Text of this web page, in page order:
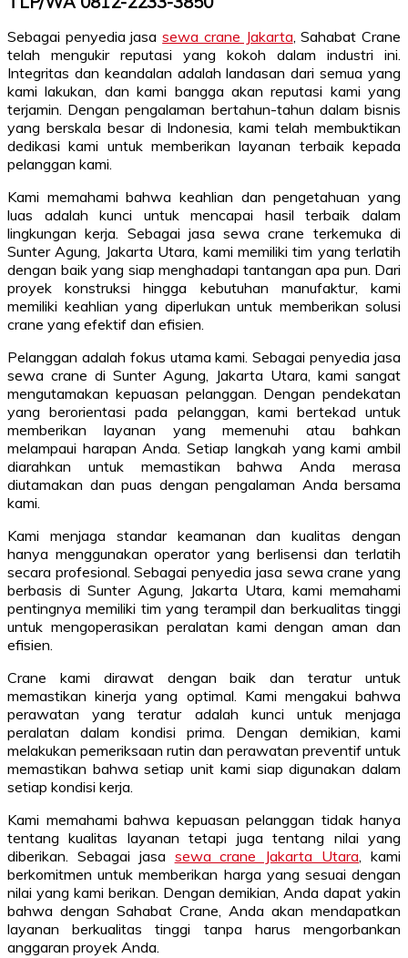
Sebagai penyedia jasasewa crane Jakarta, Sahabat Crane
telah mengukir reputasi yang kokoh dalam industri ini.
Integritas dan keandalan adalah landasan dari semua yang
kami lakukan, dan kami bangga akan reputasi kami yang
terjamin. Dengan pengalaman bertahun-tahun dalam bisnis
yang berskala besar di Indonesia, kami telah membuktikan
dedikasi kami untuk memberikan layanan terbaik kepada
pelanggan kami.
Kami memahami bahwa keahlian dan pengetahuan yang
luas adalah kunci untuk mencapai hasil terbaik dalam
lingkungan kerja. Sebagai jasa sewa crane terkemuka di
Sunter Agung, Jakarta Utara, kami memiliki tim yang terlatih
dengan baik yang siap menghadapi tantangan apa pun. Dari
proyek konstruksi hingga kebutuhan manufaktur, kami
memiliki keahlian yang diperlukan untuk memberikan solusi
crane yang efektif dan efisien.
Pelanggan adalah fokus utama kami. Sebagai penyedia jasa
sewa crane di Sunter Agung, Jakarta Utara, kami sangat
mengutamakan kepuasan pelanggan. Dengan pendekatan
yang berorientasi pada pelanggan, kami bertekad untuk
memberikan layanan yang memenuhi atau bahkan
melampaui harapan Anda. Setiap langkah yang kami ambil
diarahkan untuk memastikan bahwa Anda merasa
diutamakan dan puas dengan pengalaman Anda bersama
kami.
Kami menjaga standar keamanan dan kualitas dengan
hanya menggunakan operator yang berlisensi dan terlatih
secara profesional. Sebagai penyedia jasa sewa crane yang
berbasis di Sunter Agung, Jakarta Utara, kami memahami
pentingnya memiliki tim yang terampil dan berkualitas tinggi
untuk mengoperasikan peralatan kami dengan aman dan
efisien.
Crane kami dirawat dengan baik dan teratur untuk
memastikan kinerja yang optimal. Kami mengakui bahwa
perawatan yang teratur adalah kunci untuk menjaga
peralatan dalam kondisi prima. Dengan demikian, kami
melakukan pemeriksaan rutin dan perawatan preventif untuk
memastikan bahwa setiap unit kami siap digunakan dalam
setiap kondisi kerja.
Kami memahami bahwa kepuasan pelanggan tidak hanya
tentang kualitas layanan tetapi juga tentang nilai yang
diberikan. Sebagai jasa sewa crane Jakarta Utara, kami
berkomitmen untuk memberikan harga yang sesuai dengan
nilai yang kami berikan. Dengan demikian, Anda dapat yakin
bahwa dengan Sahabat Crane, Anda akan mendapatkan
layanan berkualitas tinggi tanpa harus mengorbankan
anggaran proyek Anda.